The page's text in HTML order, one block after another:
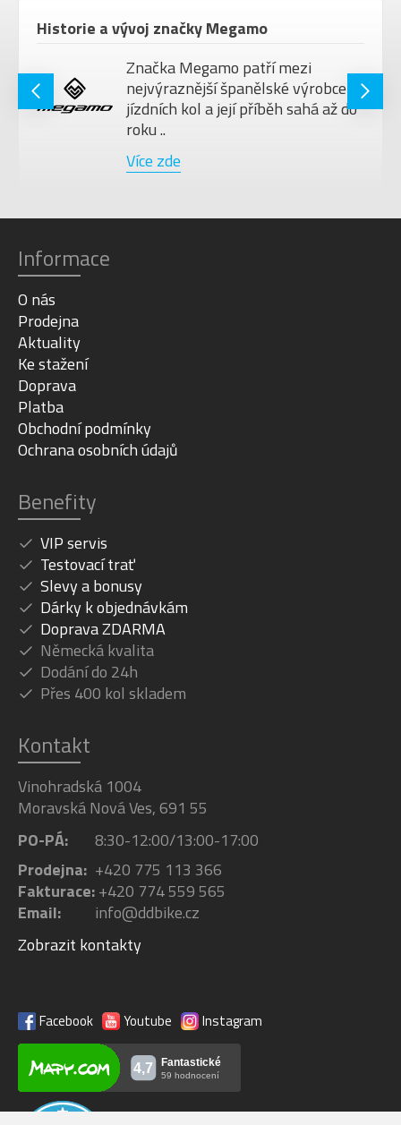
Historie a vývoj značky Megamo
Značka Megamo patří mezi
nejvýraznější španělské výrobce
jízdních kol a její příběh sahá až do
roku ..
Více zde
Informace
O nás
Prodejna
Aktuality
Ke stažení
Doprava
Platba
Obchodní podmínky
Ochrana osobních údajů
Benefity
VIP servis
Testovací trať
Slevy a bonusy
Dárky k objednávkám
Doprava ZDARMA
Německá kvalita
Dodání do 24h
Přes 400 kol skladem
Kontakt
Vinohradská 1004
Moravská Nová Ves, 691 55
PO-PÁ:
8:30-12:00/13:00-17:00
Prodejna: +420 775 113 366
Fakturace:+420 774 559 565
Email:
info@ddbike.cz
Zobrazit kontakty
Facebook Youtube Instagram